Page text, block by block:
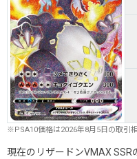
※PSA10価格は2026年8月5日の取引
現在のリザードンVMAX SSR